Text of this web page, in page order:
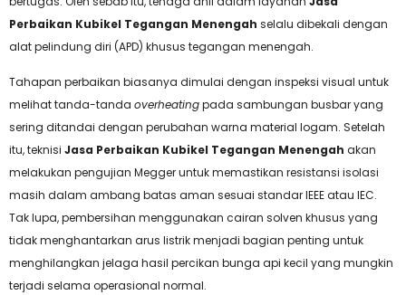
Perbaikan Kubikel Tegangan Menengah selalu dibekali dengan
alat pelindung diri (APD) khusus tegangan menengah.
Tahapan perbaikan biasanya dimulai dengan inspeksi visual untuk
melihat tanda-tanda overheatingpada sambungan busbar yang
sering ditandai dengan perubahan warna material logam. Setelah
itu, teknisi Jasa Perbaikan Kubikel Tegangan Menengah akan
melakukan pengujian Megger untuk memastikan resistansi isolasi
masih dalam ambang batas aman sesuai standar IEEE atau IEC.
Tak lupa, pembersihan menggunakan cairan solven khusus yang
tidak menghantarkan arus listrik menjadi bagian penting untuk
menghilangkan jelaga hasil percikan bunga api kecil yang mungkin
terjadi selama operasional normal.